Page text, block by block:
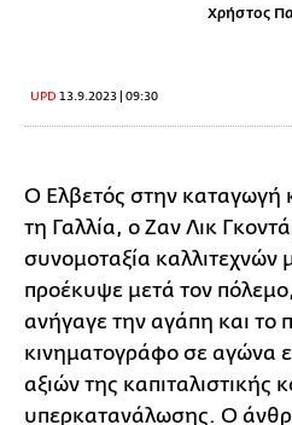
Χρήστος
UPD 13.9.2023 | 09:30
Ο Ελβετός στην καταγωγή
τη Γαλλία, ο Ζαν Λικ
συνομοταξία καλλιτεχνών
προέκυψε μετά τον
ανήγαγε την αγάπη και το
κινηματογράφο σε αγώνα
αξιών της καπιταλιστικής
υπερκατανάλωσης. Ο